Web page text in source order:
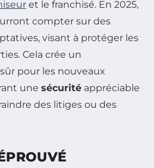
et le franchisé. En 2025,
compter sur des
visant à protéger les
Cela crée un
pour les nouveaux
une sécurité appréciable
des litiges ou des